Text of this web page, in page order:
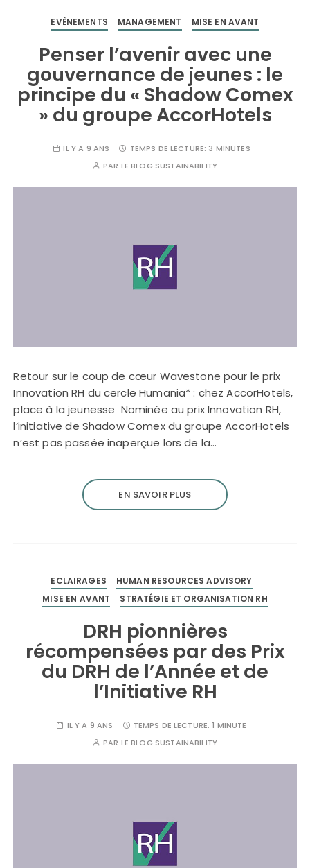
EVÈNEMENTS MANAGEMENT MISE EN AVANT
Penser l’avenir avec une
gouvernance de jeunes : le
principe du « Shadow Comex
» du groupe AccorHotels
IL Y A 9 ANS TEMPS DE LECTURE: 3 MINUTES
PAR LE BLOG SUSTAINABILITY
Retour sur le coup de cœur Wavestone pour le prix
Innovation RH du cercle Humania* : chez AccorHotels,
place à la jeunesse Nominée au prix Innovation RH,
l’initiative de Shadow Comex du groupe AccorHotels
n’est pas passée inaperçue lors de la…
EN SAVOIR PLUS
ECLAIRAGES
HUMAN RESOURCES ADVISORY
MISE EN AVANT
STRATÉGIE ET ORGANISATION RH
DRH pionnières
récompensées par des Prix
du DRH de l’Année et de
l’Initiative RH
IL Y A 9 ANS TEMPS DE LECTURE:1 MINUTE
PAR LE BLOG SUSTAINABILITY